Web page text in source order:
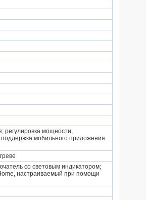
регулировка мощности;
мобильного приложения
со световым индикатором;
настраиваемый при помощи